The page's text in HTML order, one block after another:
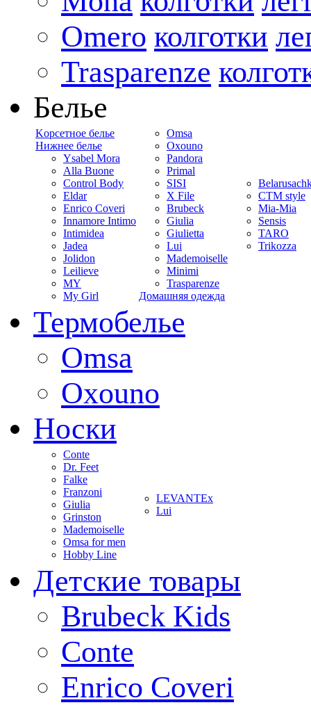
Omero колготки
Trasparenze
Белье
Kорсетное белье
Нижнее белье
Ysabel Mora
Alla Buone
Control Body
Eldar
Enrico Coveri
Innamore Intimo
Intimidea
Jadea
Jolidon
Leilieve
MY
My Girl
Omsa
Oxouno
Pandora
Primal
SISI
X File
Brubeck
Giulia
Giulietta
Lui
Mademoiselle
Minimi
Trasparenze
Домашняя одежда
CTM style
Mia-Mia
Sensis
TARO
Trikozza
Термобелье
Omsa
Oxouno
Носки
Conte
Dr. Feet
Falke
Franzoni
Giulia
Grinston
Mademoiselle
Omsa for men
Hobby Line
LEVANTEx
Lui
Детские товары
Brubeck Kids
Conte
Enrico Coveri